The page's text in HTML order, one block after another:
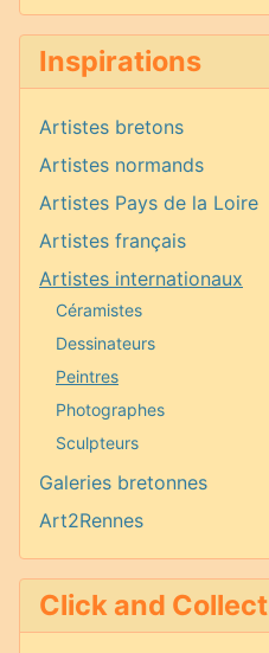
Inspirations
Artistes bretons
Artistes normands
Artistes Pays de la Loire
Artistes français
Artistes internationaux
Céramistes
Dessinateurs
Peintres
Photographes
Sculpteurs
Galeries bretonnes
Art2Rennes
Click and Collect